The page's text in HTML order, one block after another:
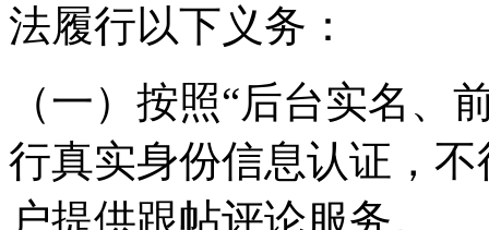
法履行以下义务：
（一）按照“后台实名、
行真实身份信息认证，
户提供跟帖评论服务。